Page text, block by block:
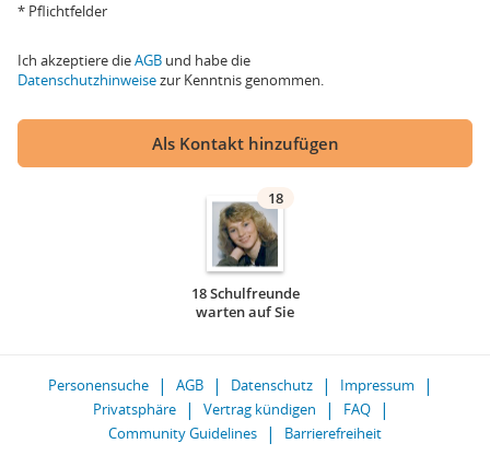
* Pflichtfelder
Ich akzeptiere dieAGB und habe die
Datenschutzhinweisezur Kenntnis genommen.
Als Kontakt hinzufügen
18
18 Schulfreunde
warten auf Sie
Personensuche AGB Datenschutz
Impressum
Privatsphäre
Vertrag kündigen
FAQ
Community Guidelines
Barrierefreiheit